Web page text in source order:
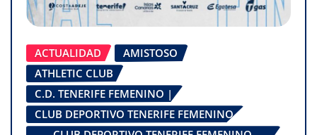
ACTUALIDAD
AMISTOSO
ATHLETIC CLUB
C.D. TENERIFE FEMENINO |
CLUB DEPORTIVO TENERIFE FEMENINO